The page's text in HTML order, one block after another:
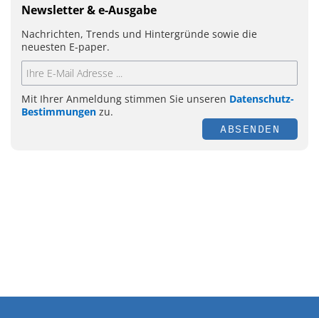
Newsletter & e-Ausgabe
Nachrichten, Trends und Hintergründe sowie die
neuesten E-paper.
Mit Ihrer Anmeldung stimmen Sie unseren Datenschutz-
Bestimmungen zu.
ABSENDEN